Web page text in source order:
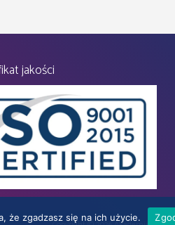
jakości
że zgadzasz się na ich użycie.